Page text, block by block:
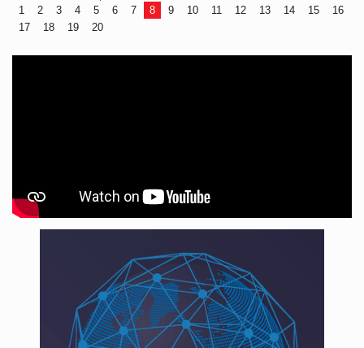
1 2 3 4 5 6 7 8 9 10 11 12 13 14 15
16
17
18 19 20